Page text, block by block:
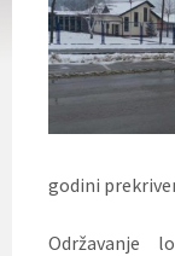
godini
Održavanje